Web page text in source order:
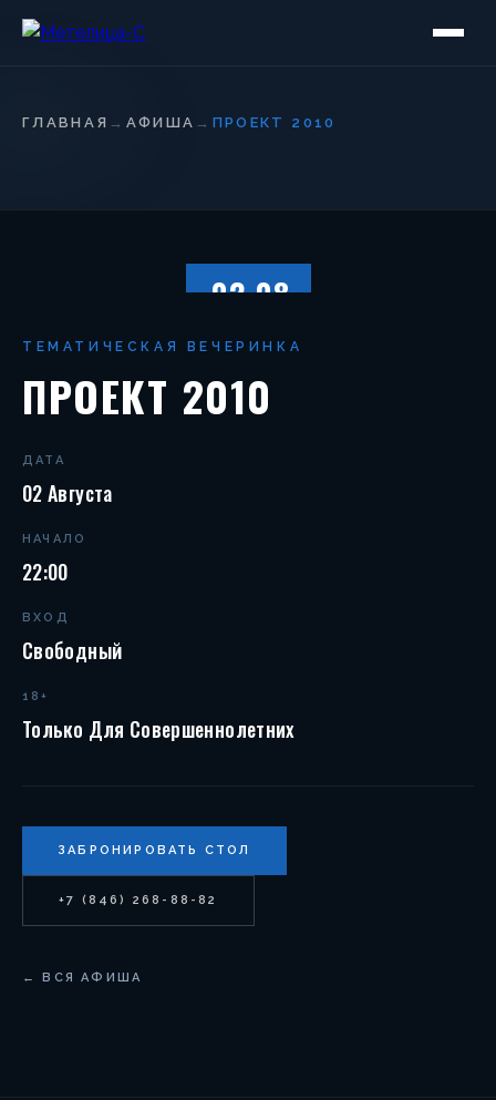
ГЛАВНАЯ → АФИША → ПРОЕКТ 2010
02.08
ТЕМАТИЧЕСКАЯ ВЕЧЕРИНКА
ПРОЕКТ 2010
ДАТА
02 Августа
НАЧАЛО
22:00
ВХОД
Свободный
18+
Только Для Совершеннолетних
ЗАБРОНИРОВАТЬ СТОЛ
+7 (846) 268-88-82
← ВСЯ АФИША